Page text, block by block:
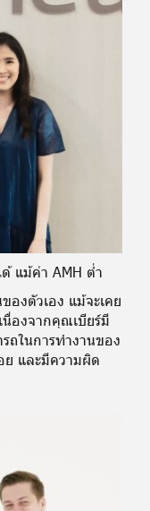
แม้ค่า AMH ต่ำ
องตัวเอง แม้จะเคย
องจากคุณเบียร์มี
ถในการทำงานของ
และมีความผิด